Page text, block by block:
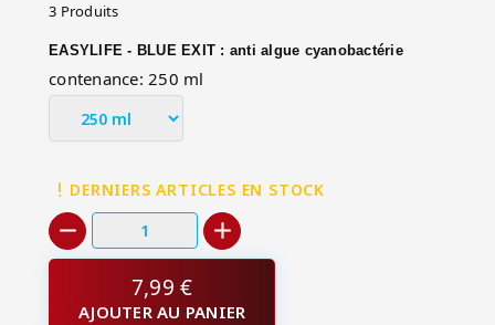
3 Produits
EASYLIFE - BLUE EXIT : anti algue cyanobactérie
contenance: 250 ml
DERNIERS ARTICLES EN STOCK
7,99 €
AJOUTER AU PANIER